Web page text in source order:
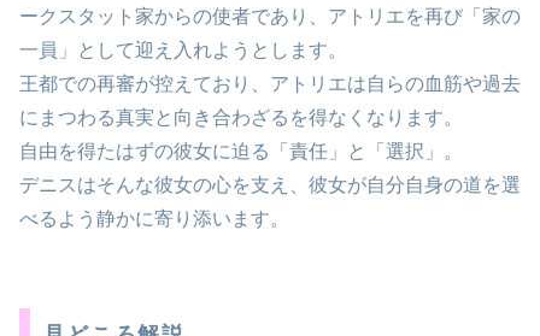
ークスタット家からの使者であり、アトリエを再び「家の
一員」として迎え入れようとします。
王都での再審が控えており、アトリエは自らの血筋や過去
にまつわる真実と向き合わざるを得なくなります。
自由を得たはずの彼女に迫る「責任」と「選択」。
デニスはそんな彼女の心を支え、彼女が自分自身の道を選
べるよう静かに寄り添います。